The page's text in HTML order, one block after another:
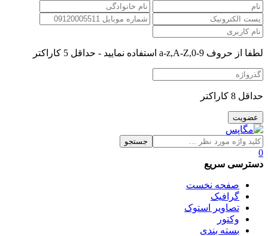
لطفا از حروف a-z,A-Z,0-9 استفاده نمایید - حداقل 5 کاراکتر
حداقل 8 کاراکتر
جستجو
0
دسترسی سریع
صفحه نخست
گرافیک
تصاویر استوک
وکتور
بسته بندی